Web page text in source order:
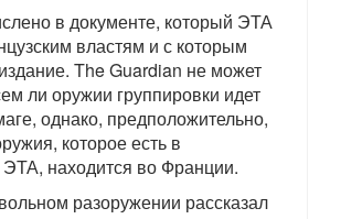
в документе, который ЭТА
властям и с которым
The Guardian не может
ли оружии группировки идет
однако, предположительно,
которое есть в
находится во Франции.
разоружении рассказал